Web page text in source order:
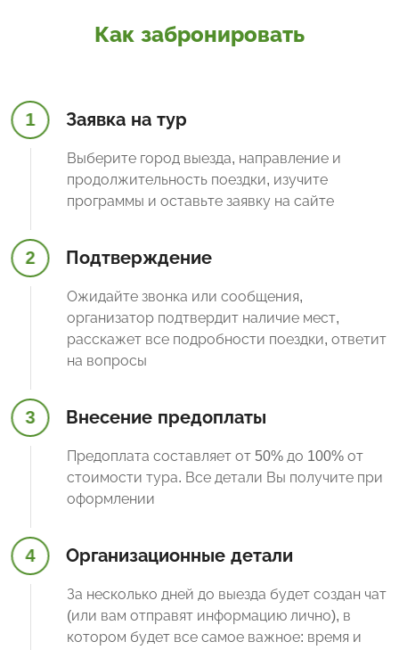
Как забронировать
1 Заявка на тур
Выберите город выезда, направление и
продолжительность поездки, изучите
программы и оставьте заявку на сайте
2 Подтверждение
Ожидайте звонка или сообщения,
организатор подтвердит наличие мест,
расскажет все подробности поездки, ответит
на вопросы
3 Внесение предоплаты
Предоплата составляет от 50% до 100% от
стоимости тура. Все детали Вы получите при
оформлении
4 Организационные детали
За несколько дней до выезда будет создан чат
(или вам отправят информацию лично), в
котором будет все самое важное: время и